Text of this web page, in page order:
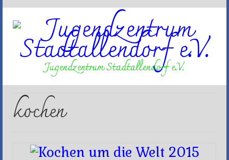
Jugendzentrum Stadtallendorf e.V.
kochen